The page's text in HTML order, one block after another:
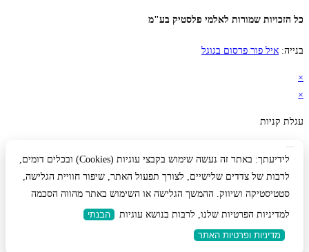
כל הזכויות שמורות לאלמי פלסטיק בע"מ
בנייה: איל פור פרסום בגוגל
×
×
עגלת קניות
לידיעתך: באתר זה נעשה שימוש בקבצי עוגיות (Cookies) ובכלים דומים,
לרבות של צדדים שלישיים, לצורך תפעול האתר, שיפור חוויית הגלישה,
סטטיסטיקה ושיווק. ההמשך הגלישה או השימוש באתר מהווה הסכמה
למדיניות הפרטיות שלנו, לרבות בנושא עוגיות
הבנתי
מדיניות ופרטיות האתר